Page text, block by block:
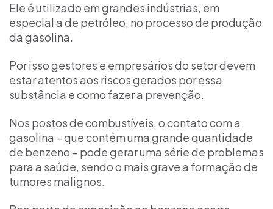
Ele é utilizado em grandes indústrias, em
especial a de petróleo, no processo de produção
da gasolina.
Por isso gestores e empresários do setor devem
estar atentos aos riscos gerados por essa
substância e como fazer a prevenção.
Nos postos de combustíveis, o contato com a
gasolina – que contém uma grande quantidade
de benzeno – pode gerar uma série de problemas
para a saúde, sendo o mais grave a formação de
tumores malignos.